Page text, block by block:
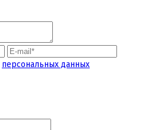
персональных данных